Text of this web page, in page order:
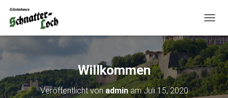
A
V
G
A
T
I
Willkommen
Veröffentlicht vonadminamJuli 15, 2020